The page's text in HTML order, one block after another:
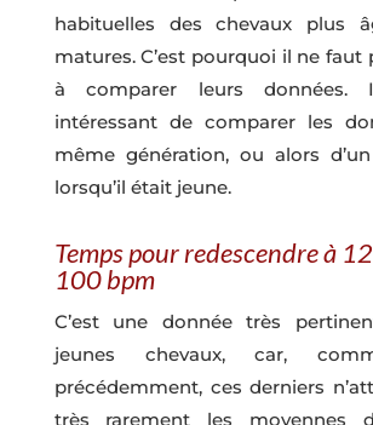
habituelles des chevaux plus
matures. C’est pourquoi il ne faut
à comparer leurs
intéressant de comparer les
même génération, ou alors
lorsqu’il était jeune.
Temps pour redescendre à
100 bpm
C’est une donnée très
jeunes chevaux, car,
précédemment, ces derniers
très rarement les moyennes